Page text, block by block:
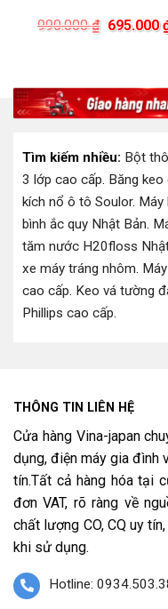
990.000₫ Giá
695.000
Tìm kiếm nhiều: Bột
3 lớp cao cấp. Băng
kích nổ ô tô Soulor.
bình ắc quy Nhật Bản.
tăm nước H20floss
xe máy tráng nhôm.
cao cấp. Keo vá tường
Phillips cao cấp.
THÔNG TIN LIÊN HỆ
Cửa hàng Vina-japan
dụng, điện máy gia đình
tín.Tất cả hàng hóa tại
đơn VAT, rõ ràng về
chất lượng CO, CQ uy
khi sử dụng.
Hotline: